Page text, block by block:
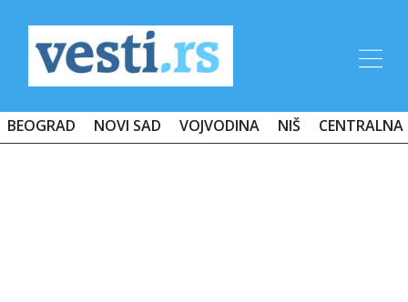
BEOGRAD NOVI SAD VOJVODINA NIŠ CENTRALNA